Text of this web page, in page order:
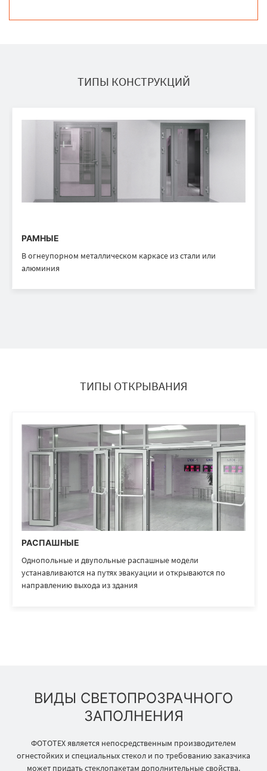
ТИПЫ КОНСТРУКЦИЙ
РАМНЫЕ
В огнеупорном металлическом каркасе из стали или
алюминия
ТИПЫ ОТКРЫВАНИЯ
РАСПАШНЫЕ
Однопольные и двупольные распашные модели
устанавливаются на путях эвакуации и открываются по
направлению выхода из здания
ВИДЫ СВЕТОПРОЗРАЧНОГО
ЗАПОЛНЕНИЯ
ФОТОТЕХ является непосредственным производителем
огнестойких и специальных стекол и по требованию заказчика
может придать стеклопакетам дополнительные свойства.